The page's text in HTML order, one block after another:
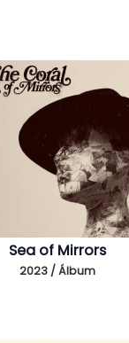
Sea of Mirrors
2023 / Álbum